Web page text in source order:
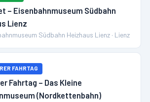
– Eisenbahnmuseum Südbahn
Lienz
Südbahn Heizhaus Lienz · Lienz
FAHRTAG
Fahrtag – Das Kleine
(Nordkettenbahn)